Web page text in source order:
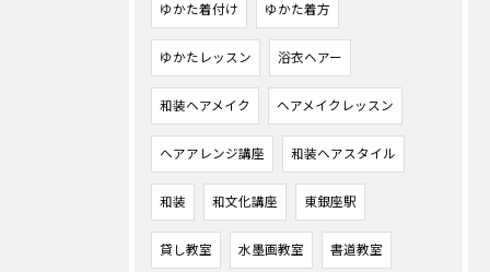
ゆかた着付け ゆかた着方
ゆかたレッスン 浴衣ヘアー
和装ヘアメイク ヘアメイクレッスン
ヘアアレンジ講座 和装ヘアスタイル
和装 和文化講座 東銀座駅
貸し教室 水墨画教室 書道教室